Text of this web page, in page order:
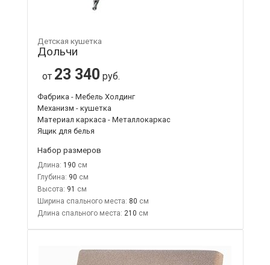
Детская кушетка
Дольчи
от 23 340 руб.
Фабрика - Мебель Холдинг
Механизм - кушетка
Материал каркаса - Металлокаркас
Ящик для белья
Набор размеров
Длина: 190
Глубина: 90
Высота: 91
Ширина спального места: 80
Длина спального места: 210